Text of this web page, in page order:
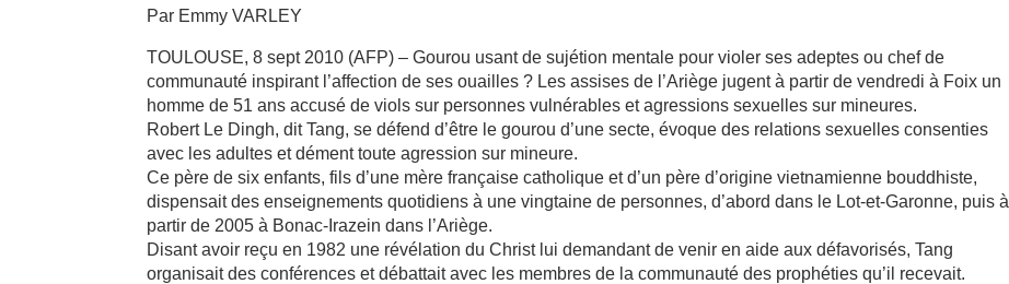
Par Emmy VARLEY
TOULOUSE, 8 sept 2010 (AFP) – Gourou usant de sujétion mentale pour violer ses adeptes ou chef de
communauté inspirant l’affection de ses ouailles ? Les assises de l’Ariège jugent à partir de vendredi à Foix un
homme de 51 ans accusé de viols sur personnes vulnérables et agressions sexuelles sur mineures.
Robert Le Dingh, dit Tang, se défend d’être le gourou d’une secte, évoque des relations sexuelles consenties
avec les adultes et dément toute agression sur mineure.
Ce père de six enfants, fils d’une mère française catholique et d’un père d’origine vietnamienne bouddhiste,
dispensait des enseignements quotidiens à une vingtaine de personnes, d’abord dans le Lot-et-Garonne, puis à
partir de 2005 à Bonac-Irazein dans l’Ariège.
Disant avoir reçu en 1982 une révélation du Christ lui demandant de venir en aide aux défavorisés, Tang
organisait des conférences et débattait avec les membres de la communauté des prophéties qu’il recevait.